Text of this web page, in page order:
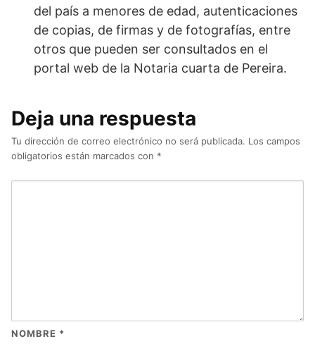
del país a menores de edad, autenticaciones
de copias, de firmas y de fotografías, entre
otros que pueden ser consultados en el
portal web de la Notaria cuarta de Pereira.
Deja una respuesta
Tu dirección de correo electrónico no será publicada. Los campos
obligatorios están marcados con *
NOMBRE *